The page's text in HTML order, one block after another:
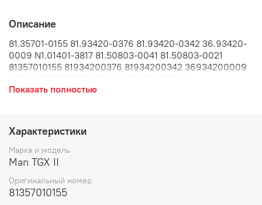
Описание
81.35701-0155 81.93420-0376 81.93420-0342 36.93420-
0009 N1.01401-3817 81.50803-0041 81.50803-0021
81357010155 81934200376 81934200342 36934200009
в хорошем состоянии, снята с машины 2017 года.
ступица заднего ведущего моста, задний мост, с
вентилируемым тормозным диском, с кассетным
подшипником, под дисковые тормоза. Остаток
тормозного диска: 41мм.
Показать полностью
Характеристики
Марка и модель
Man TGX II
Оригинальный номер
81357010155